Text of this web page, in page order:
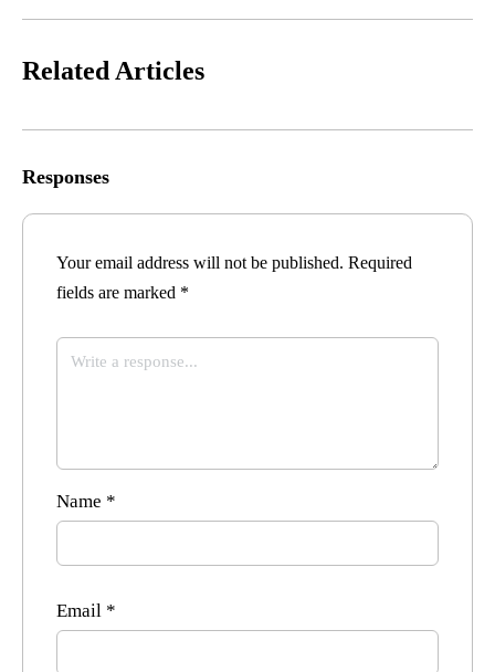
Related Articles
Responses
Your email address will not be published. Required
fields are marked *
Name *
Email *